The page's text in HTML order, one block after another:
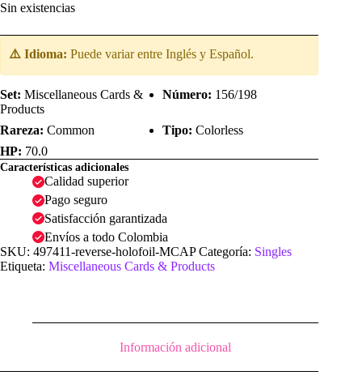
Sin existencias
⚠️ Idioma: Puede variar entre Inglés y Español.
Set: Miscellaneous Cards &
Products
Número: 156/198
Rareza: Common Tipo: Colorless
HP: 70.0
Características adicionales
Calidad superior
Pago seguro
Satisfacción garantizada
Envíos a todo Colombia
SKU: 497411-reverse-holofoil-MCAP Categoría: Singles
Etiqueta: Miscellaneous Cards & Products
Información adicional